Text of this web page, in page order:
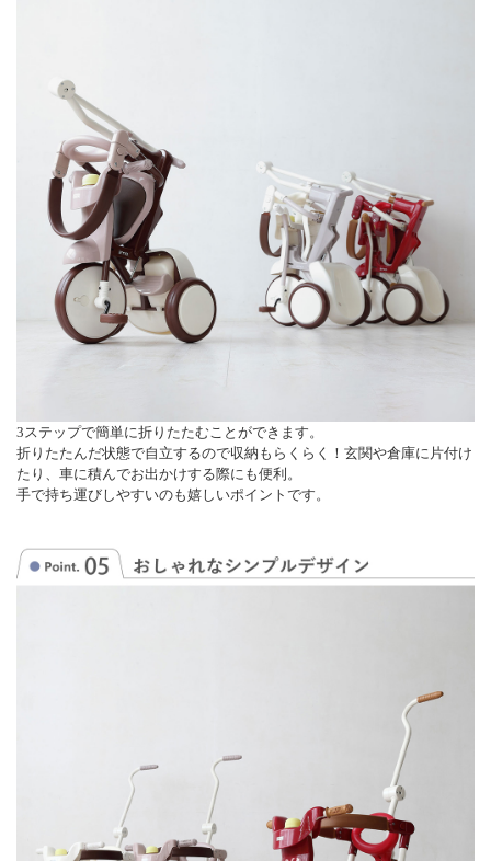
3ステップで簡単に折りたたむことができます。
折りたたんだ状態で自立するので収納もらくらく！玄関や倉庫に片付け
たり、車に積んでお出かけする際にも便利。
手で持ち運びしやすいのも嬉しいポイントです。